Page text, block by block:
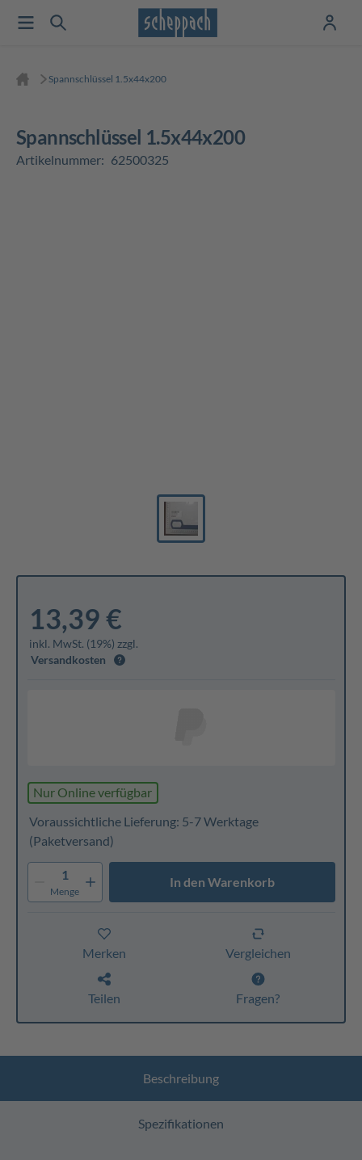
Spannschlüssel 1.5x44x200
Spannschlüssel 1.5x44x200
Artikelnummer: 62500325
13,39 €
inkl. MwSt. (19%) zzgl.
Versandkosten
Nur Online verfügbar
Voraussichtliche Lieferung: 5-7 Werktage
(Paketversand)
1
Menge
In den Warenkorb
Merken Vergleichen
Teilen Fragen?
Beschreibung
Spezifikationen